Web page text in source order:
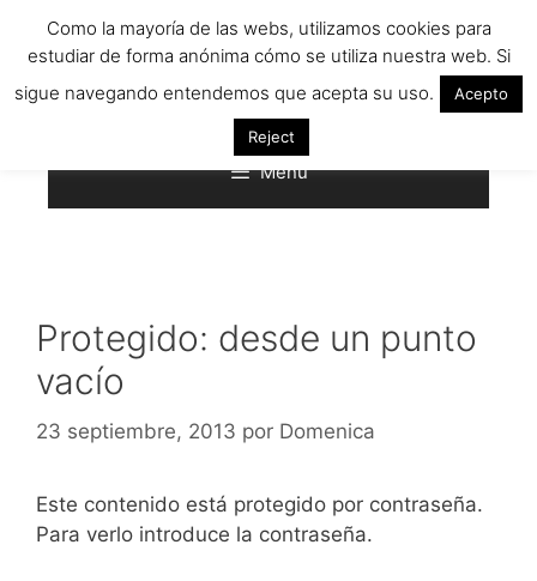
Menú
Protegido: desde un punto
vacío
23 septiembre, 2013 por Domenica
Este contenido está protegido por contraseña.
Para verlo introduce la contraseña.
Como la mayoría de las webs, utilizamos cookies para
estudiar de forma anónima cómo se utiliza nuestra web. Si
sigue navegando entendemos que acepta su uso.
Acepto
Reject